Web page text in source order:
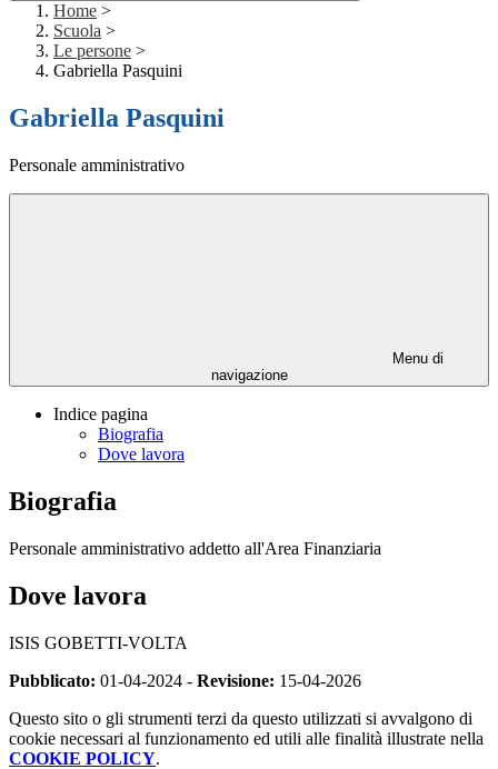
Home >
Scuola >
Le persone >
Gabriella Pasquini
Gabriella Pasquini
Personale amministrativo
Menu di
navigazione
Indice pagina
Biografia
Dove lavora
Biografia
Personale amministrativo addetto all'Area Finanziaria
Dove lavora
ISIS GOBETTI-VOLTA
Pubblicato: 01-04-2024 - Revisione: 15-04-2026
Questo sito o gli strumenti terzi da questo utilizzati si avvalgono di
cookie necessari al funzionamento ed utili alle finalità illustrate nella
COOKIE POLICY.